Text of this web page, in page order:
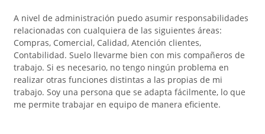
A nivel de administración puedo asumir responsabilidades
relacionadas con cualquiera de las siguientes áreas:
Compras, Comercial, Calidad, Atención clientes,
Contabilidad. Suelo llevarme bien con mis compañeros de
trabajo. Si es necesario, no tengo ningún problema en
realizar otras funciones distintas a las propias de mi
trabajo. Soy una persona que se adapta fácilmente, lo que
me permite trabajar en equipo de manera eficiente.